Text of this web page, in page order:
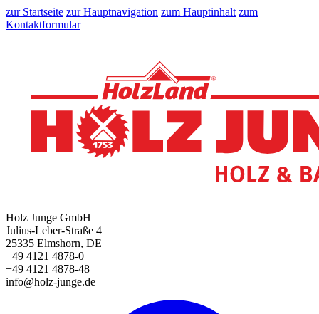
zur Startseite zur Hauptnavigation zum Hauptinhalt zum
Kontaktformular
Holz Junge GmbH
Julius-Leber-Straße 4
25335 Elmshorn, DE
+49 4121 4878-0
+49 4121 4878-48
info@holz-junge.de